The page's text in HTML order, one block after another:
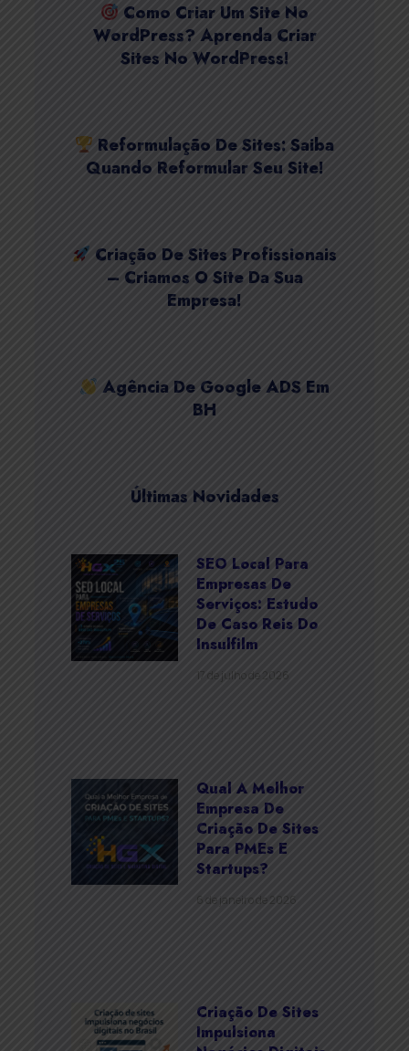
Como Criar Um Site No
WordPress? Aprenda Criar
Sites No WordPress!
Reformulação De Sites: Saiba
Quando Reformular Seu Site!
Criação De Sites Profissionais
– Criamos O Site Da Sua
Empresa!
Agência De Google ADS Em
BH
Últimas Novidades
SEO Local Para
Empresas De
Serviços: Estudo
De Caso Reis Do
Insulfilm
17 de julho de 2026
Qual A Melhor
Empresa De
Criação De Sites
Para PMEs E
Startups?
6 de janeiro de 2026
Criação De Sites
Impulsiona